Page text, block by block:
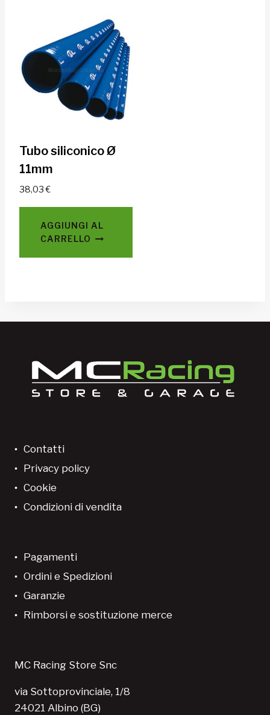
Tubo siliconico Ø
11mm
38,03€
AGGIUNGI AL
CARRELLO
Contatti
Privacy policy
Cookie
Condizioni di vendita
Pagamenti
Ordini e Spedizioni
Garanzie
Rimborsi e sostituzione merce
MC Racing Store Snc
via Sottoprovinciale, 1/8
24021 Albino (BG)